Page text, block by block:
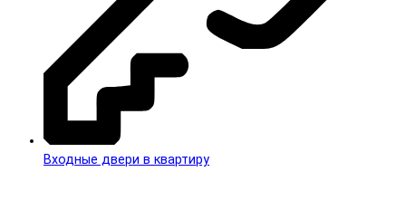
Входные двери в квартиру